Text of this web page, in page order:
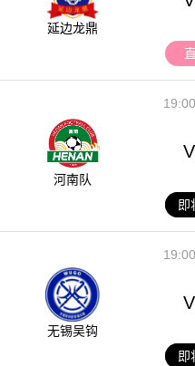
延边龙鼎
19:00
河南队
V
即
19:00
无锡吴钩
V
即